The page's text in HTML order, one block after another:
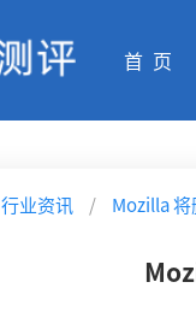
首 页
行业资讯 / Mozilla